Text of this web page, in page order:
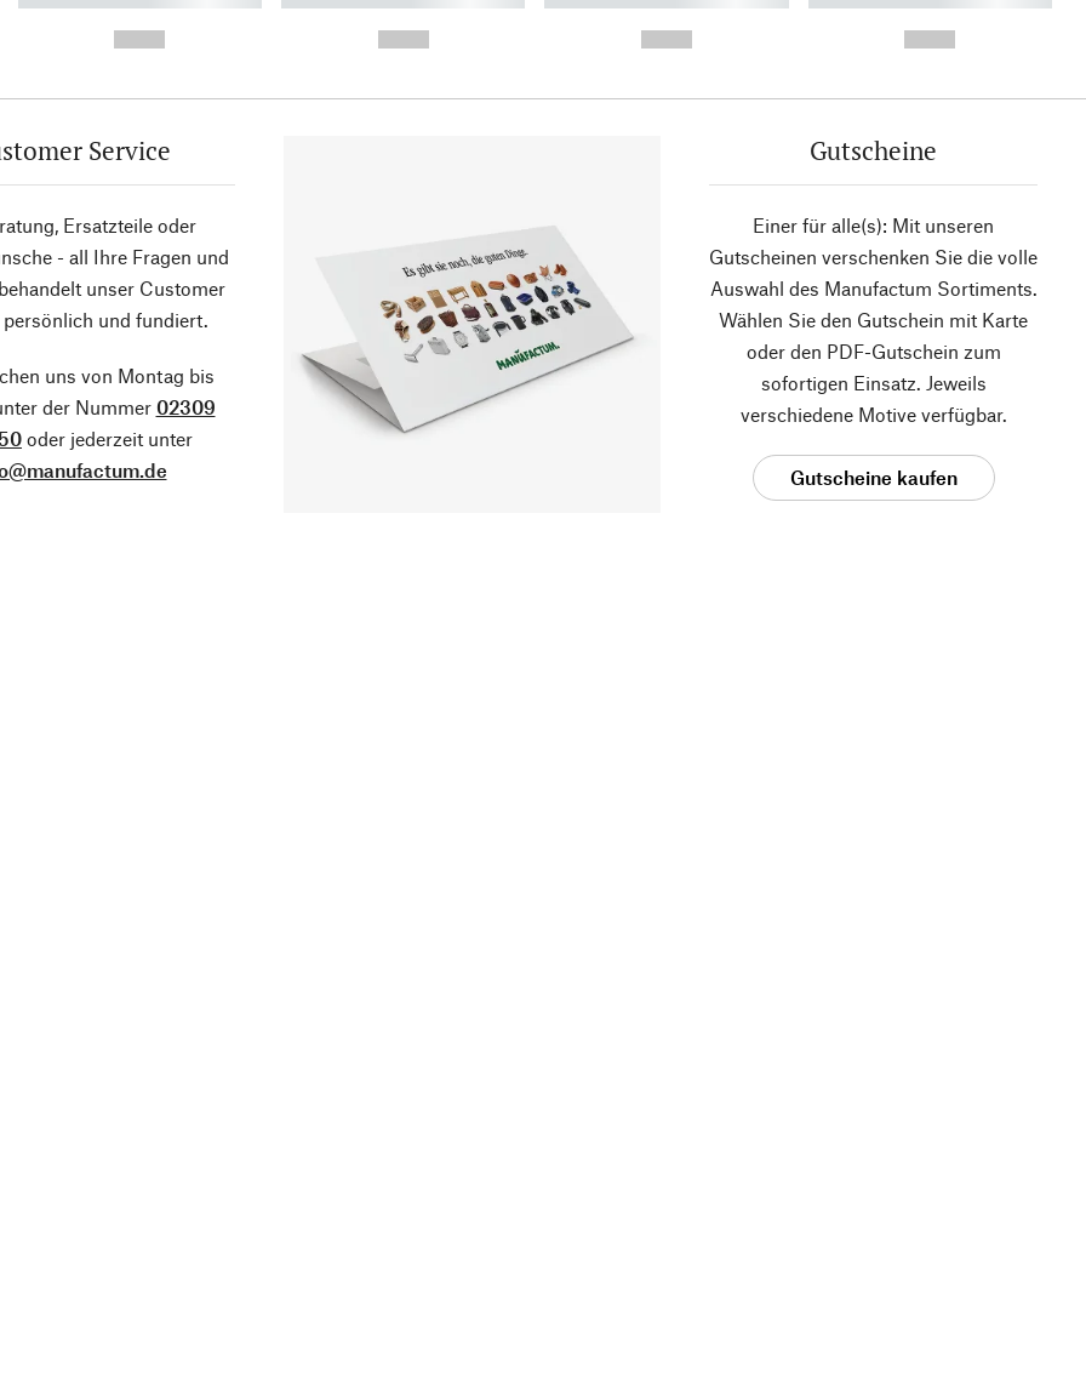
Service
Ersatzteile oder
- all Ihre Fragen und
unser Customer
persönlich und fundiert.
uns von Montag bis
der Nummer 02309
oder jederzeit unter
Gutscheine
Einer für alle(s): Mit unseren
Gutscheinen verschenken Sie die volle
Auswahl des Manufactum Sortiments.
Wählen Sie den Gutschein mit Karte
oder den PDF-Gutschein zum
sofortigen Einsatz. Jeweils
verschiedene Motive verfügbar.
Gutscheine kaufen